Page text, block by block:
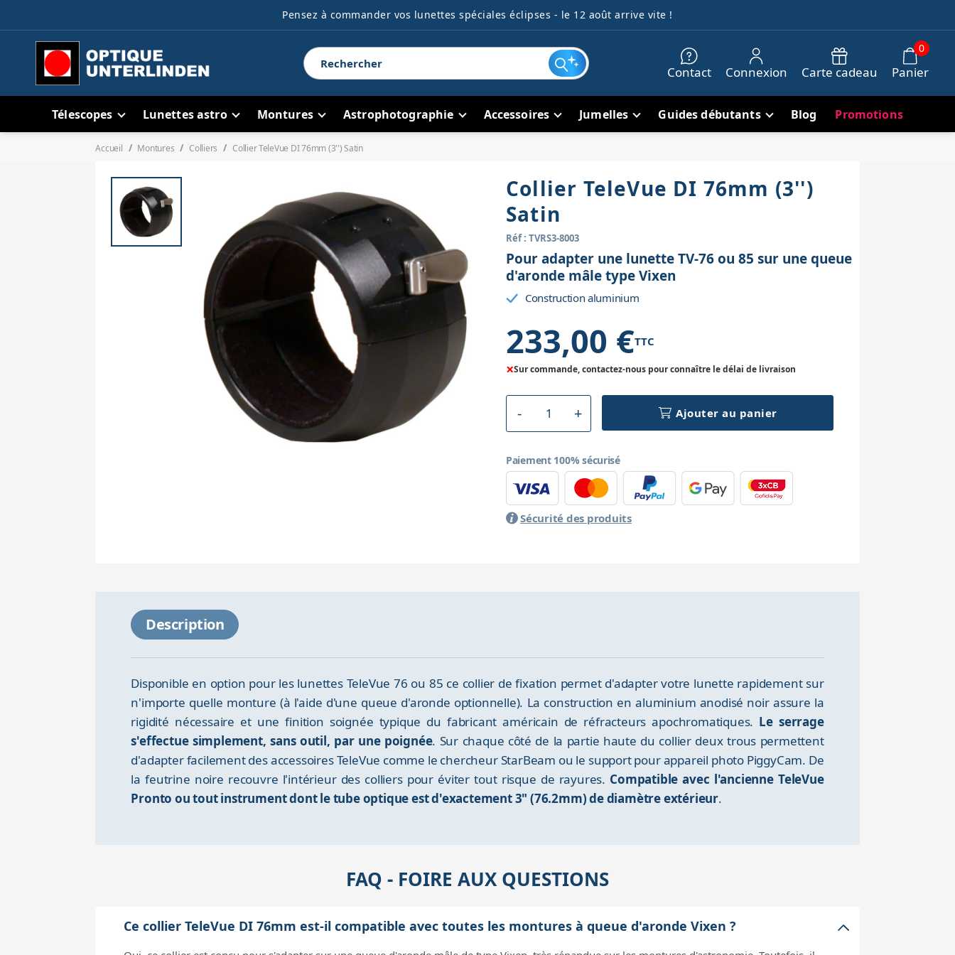
Pensez à commander vos lunettes spéciales éclipses - le 12 août arrive vite !
Contact Connexion Carte cadeau Panier
0
Télescopes Lunettes astro Montures Astrophotographie Accessoires Jumelles Guides débutants Blog Promotions
Accueil Montures Colliers Collier TeleVue DI 76mm (3'') Satin
Collier TeleVue DI 76mm (3'')
Satin
Réf : TVRS3-8003
Pour adapter une lunette TV-76 ou 85 sur une queue
d'aronde mâle type Vixen
Construction aluminium
233,00 €TTC
×Sur commande, contactez-nous pour connaître le délai de livraison
Ajouter au panier
Paiement 100% sécurisé
Sécurité des produits
Description
Disponible en option pour les lunettes TeleVue 76 ou 85 ce collier de fixation permet d'adapter votre lunette rapidement sur
n'importe quelle monture (à l'aide d'une queue d'aronde optionnelle). La construction en aluminium anodisé noir assure la
rigidité nécessaire et une finition soignée typique du fabricant américain de réfracteurs apochromatiques. Le serrage
s'effectue simplement, sans outil, par une poignée. Sur chaque côté de la partie haute du collier deux trous permettent
d'adapter facilement des accessoires TeleVue comme le chercheur StarBeam ou le support pour appareil photo PiggyCam. De
la feutrine noire recouvre l'intérieur des colliers pour éviter tout risque de rayures. Compatible avec l'ancienne TeleVue
Pronto ou tout instrument dont le tube optique est d'exactement 3" (76.2mm) de diamètre extérieur.
FAQ - FOIRE AUX QUESTIONS
Ce collier TeleVue DI 76mm est-il compatible avec toutes les montures à queue d'aronde Vixen ?